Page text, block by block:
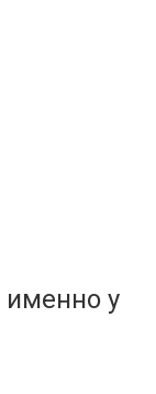
именно у